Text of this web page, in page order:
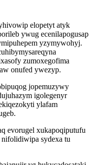
elopetyt atyk
ywug ecenilapogusap
yzymywohyj.
zumoxegofima
onufed ywezyp.
jopemuzywy
igolegenyr
ylafam
evorugel xukapoqiputufu
sydexa tu